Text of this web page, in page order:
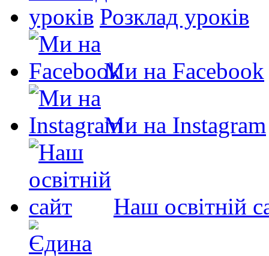
Розклад уроків
Ми на Facebook
Ми на Instagram
Наш освітній